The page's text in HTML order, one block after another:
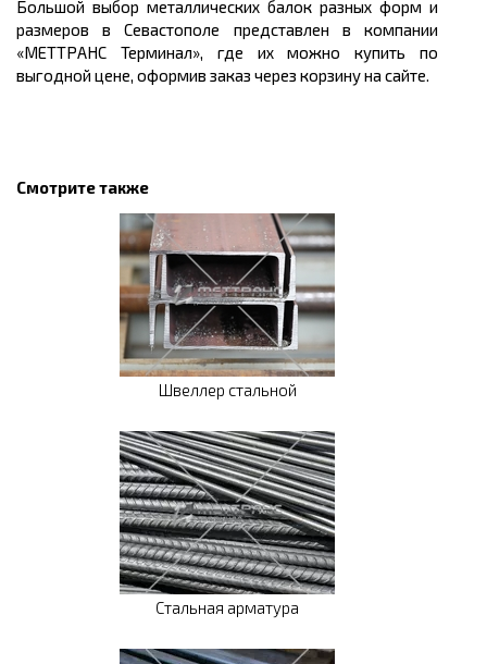
Большой выбор металлических балок разных форм и
размеров в Севастополе представлен в компании
«МЕТТРАНС Терминал», где их можнокупить по
выгодной цене, оформив заказ через корзину на сайте.
Смотрите также
Швеллер стальной
Стальная арматура